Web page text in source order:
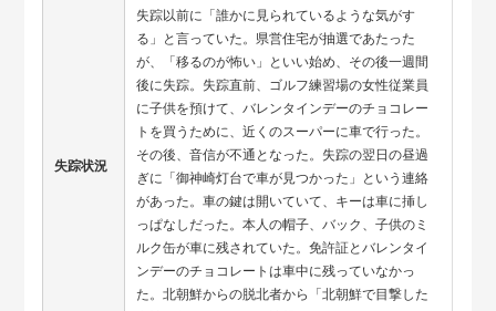
失踪状況
失踪以前に「誰かに見られているような気がす
る」と言っていた。県営住宅が抽選であたった
が、「移るのが怖い」といい始め、その後一週間
後に失踪。失踪直前、ゴルフ練習場の女性従業員
に子供を預けて、バレンタインデーのチョコレー
トを買うために、近くのスーパーに車で行った。
その後、音信が不通となった。失踪の翌日の昼過
ぎに「御神崎灯台で車が見つかった」という連絡
があった。車の鍵は開いていて、キーは車に挿し
っぱなしだった。本人の帽子、バック、子供のミ
ルク缶が車に残されていた。免許証とバレンタイ
ンデーのチョコレートは車中に残っていなかっ
た。北朝鮮からの脱北者から「北朝鮮で目撃した